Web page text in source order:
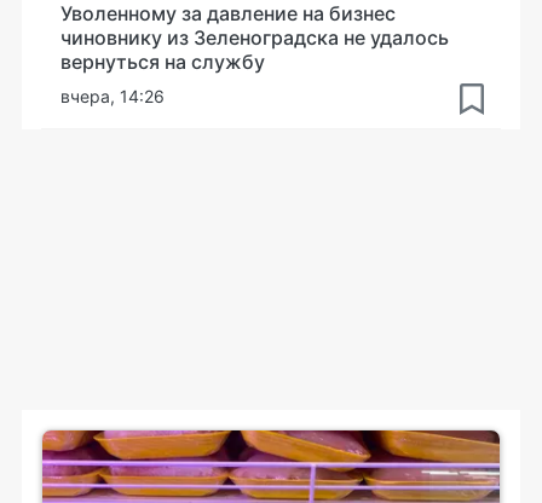
Уволенному за давление на бизнес
чиновнику из Зеленоградска не удалось
вернуться на службу
вчера, 14:26